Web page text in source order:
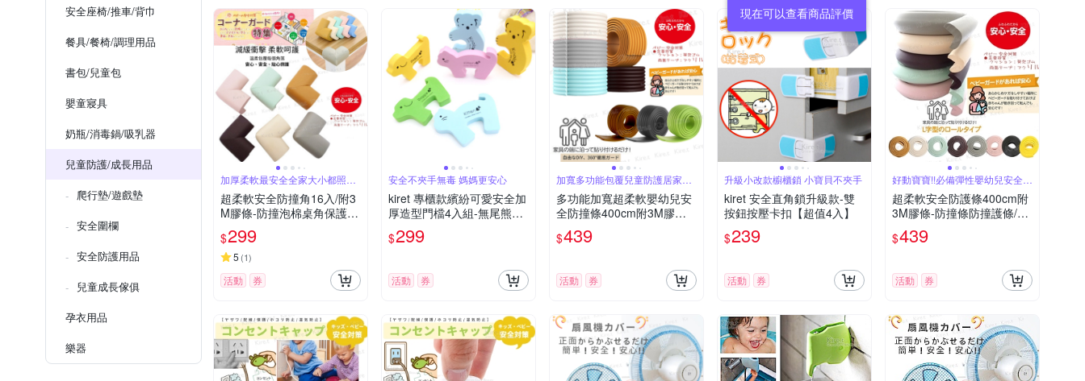
安全座椅/推車/背巾
餐具/餐椅/調理用品
書包/兒童包
嬰童寢具
奶瓶/消毒鍋/吸乳器
兒童防護/成長用品
爬行墊/遊戲墊
安全圍欄
安全防護用品
兒童成長傢俱
孕衣用品
樂器
加厚柔軟最安全全家大小都照顧
到了
超柔軟安全防撞角16入/附3
M膠條-防撞泡棉桌角保護
墊/防護角居家幼兒老人寵物
必備共16入
$299
5 (1)
活動 券
安全不夾手無毒 媽媽更安心
kiret 專櫃款繽紛可愛安全加
厚造型門檔4入組-無尾熊貓
咪狗狗幼教學習門擋
$299
活動 券
加寬多功能包覆兒童防護居家就
靠它
多功能加寬超柔軟嬰幼兒安
全防撞條400cm附3M膠條
防撞護條/防撞泡棉 幼兒老
人
$439
活動 券
升級小改款櫥櫃鎖 小寶貝不夾手
kiret 安全直角鎖升級款-雙
按鈕按壓卡扣【超值4入】
$239
活動 券
好動寶寶!!必備彈性嬰幼兒安全防
護條
超柔軟安全防護條400cm附
3M膠條-防撞條防撞護條/防
撞泡棉居家幼兒老人寵物必
備
$439
活動 券